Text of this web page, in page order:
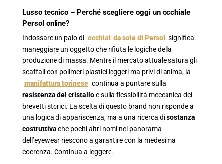
Lusso tecnico – Perché scegliere oggi un occhiale
Persol online?
Indossare un paio di occhiali da sole di Persol
significa
maneggiare un oggetto che rifiuta le logiche della
produzione di massa. Mentre il mercato attuale satura gli
scaffali con polimeri plastici leggeri ma privi di anima, la
manifatturatorinese continua a puntare sulla
resistenza del cristalloe sulla flessibilità meccanica dei
brevetti storici. La scelta di questo brand non risponde a
una logica di appariscenza, ma a una ricerca disostanza
costruttiva che pochi altri nomi nel panorama
dell’eyewear riescono a garantire con la medesima
coerenza. Continua a leggere.